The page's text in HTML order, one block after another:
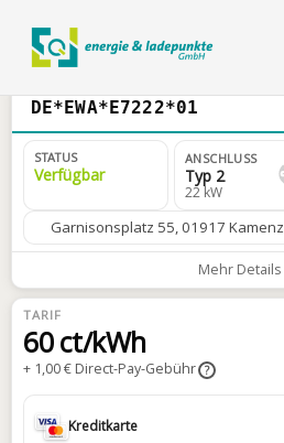
DE*EWA*E7222*01
STATUS
Verfügbar
ANSCHLUSS
Typ 2
22 kW
Garnisonsplatz 55, 01917 Kamenz
Mehr Details
TARIF
60 ct/kWh
+ 1,00 € Direct-Pay-Gebühr ?
Kreditkarte